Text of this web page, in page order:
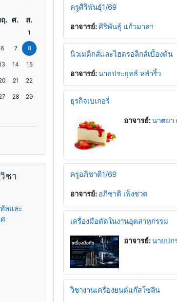
ครูศิริพันธุ์1/69
อาจารย์:ศิริพันธุ์ แก้วมาลา
นิวเมติกส์และไฮดรอลิกส์เบื้องต้น
อาจารย์:นายประยุทธ์ หลำริ้ว
ธุรกิจเบเกอรี่
อาจารย์:นาตยา
ครูอภิชาติ1/69
อาจารย์: อภิชาติ เพ็งชวด
เครื่องมือตัดในงานอุตสาหกรรม
อาจารย์:นายปก
วิชางานเครื่องยนต์แก๊สโซลีน
หัสบดี
. ศุกร์
ศ. เสาร์
ส.
No events, วันเสาร์, 1 สิงหาคม
1
สิงหาคม
ร์, 3 สิงหาคม
นอังคาร, 4 สิงหาคม
วันพุธ, 5 สิงหาคม
events, วันพฤหัสบดี, 6 สิงหาคม
6 No events, วันศุกร์, 7 สิงหาคม
7 No events, วันเสาร์, 8 สิงหาคม
8
งหาคม
, 10 สิงหาคม
นอังคาร, 11 สิงหาคม
วันพุธ, 12 สิงหาคม
events, วันพฤหัสบดี, 13 สิงหาคม
No events, วันศุกร์, 14 สิงหาคม
14 No events, วันเสาร์, 15 สิงหาคม
15
สิงหาคม
, 17 สิงหาคม
นอังคาร, 18 สิงหาคม
วันพุธ, 19 สิงหาคม
events, วันพฤหัสบดี, 20 สิงหาคม
No events, วันศุกร์, 21 สิงหาคม
21 No events, วันเสาร์, 22 สิงหาคม
22
สิงหาคม
, 24 สิงหาคม
นอังคาร, 25 สิงหาคม
วันพุธ, 26 สิงหาคม
events, วันพฤหัสบดี, 27 สิงหาคม
No events, วันศุกร์, 28 สิงหาคม
28 No events, วันเสาร์, 29 สิงหาคม
29
สิงหาคม
, 31 สิงหาคม
ชา
ลและ